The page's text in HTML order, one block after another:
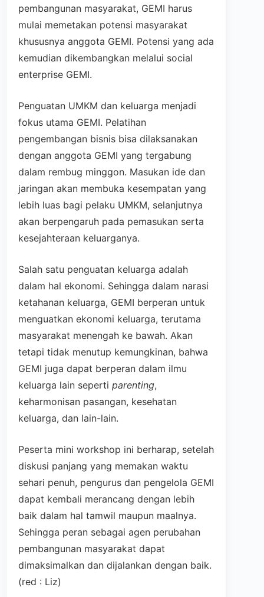
pembangunan masyarakat, GEMI harus
mulai memetakan potensi masyarakat
khususnya anggota GEMI. Potensi yang ada
kemudian dikembangkan melalui social
enterprise GEMI.
Penguatan UMKM dan keluarga menjadi
fokus utama GEMI. Pelatihan
pengembangan bisnis bisa dilaksanakan
dengan anggota GEMI yang tergabung
dalam rembug minggon. Masukan ide dan
jaringan akan membuka kesempatan yang
lebih luas bagi pelaku UMKM, selanjutnya
akan berpengaruh pada pemasukan serta
kesejahteraan keluarganya.
Salah satu penguatan keluarga adalah
dalam hal ekonomi. Sehingga dalam narasi
ketahanan keluarga, GEMI berperan untuk
menguatkan ekonomi keluarga, terutama
masyarakat menengah ke bawah. Akan
tetapi tidak menutup kemungkinan, bahwa
GEMI juga dapat berperan dalam ilmu
keluarga lain seperti parenting,
keharmonisan pasangan, kesehatan
keluarga, dan lain-lain.
Peserta mini workshop ini berharap, setelah
diskusi panjang yang memakan waktu
sehari penuh, pengurus dan pengelola GEMI
dapat kembali merancang dengan lebih
baik dalam hal tamwil maupun maalnya.
Sehingga peran sebagai agen perubahan
pembangunan masyarakat dapat
dimaksimalkan dan dijalankan dengan baik.
(red : Liz)